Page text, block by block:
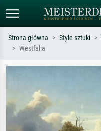
impresjonizm, fala Hokusaia, akt.
Strona główna Style sztuki
Westfalia